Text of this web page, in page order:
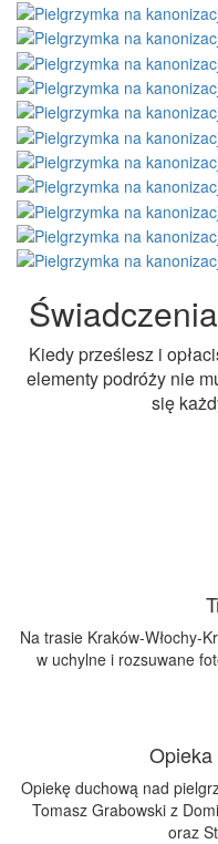
Kiedy prześlesz i
elementy podróży nie
się
Na trasie Kraków-Włochy-
w uchylne i rozsuwane
Opiekę duchową nad
Tomasz Grabowski z
oraz